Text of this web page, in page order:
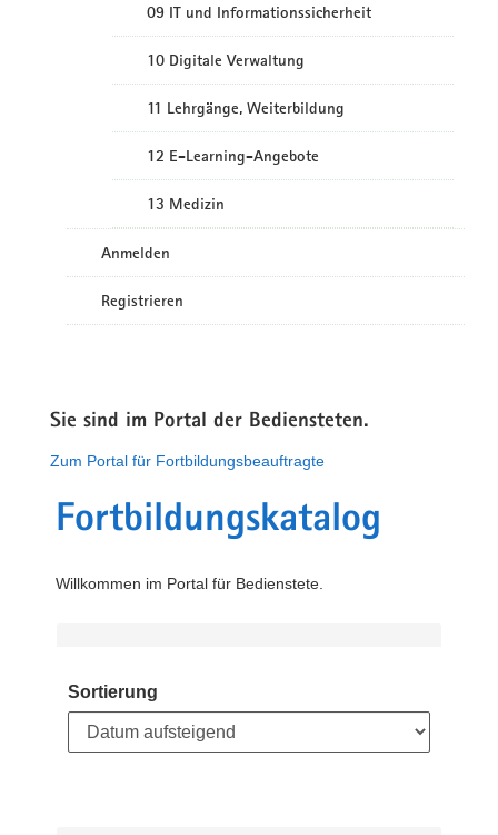
09 IT und Informationssicherheit
10 Digitale Verwaltung
11 Lehrgänge, Weiterbildung
12 E-Learning-Angebote
13 Medizin
Anmelden
Registrieren
Sie sind im Portal der Bediensteten.
Zum Portal für Fortbildungsbeauftragte
Fortbildungskatalog
Willkommen im Portal für Bedienstete.
Sortierung